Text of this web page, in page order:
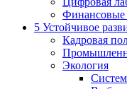
Финансовые
5 Устойчивое
Кадровая
Экология